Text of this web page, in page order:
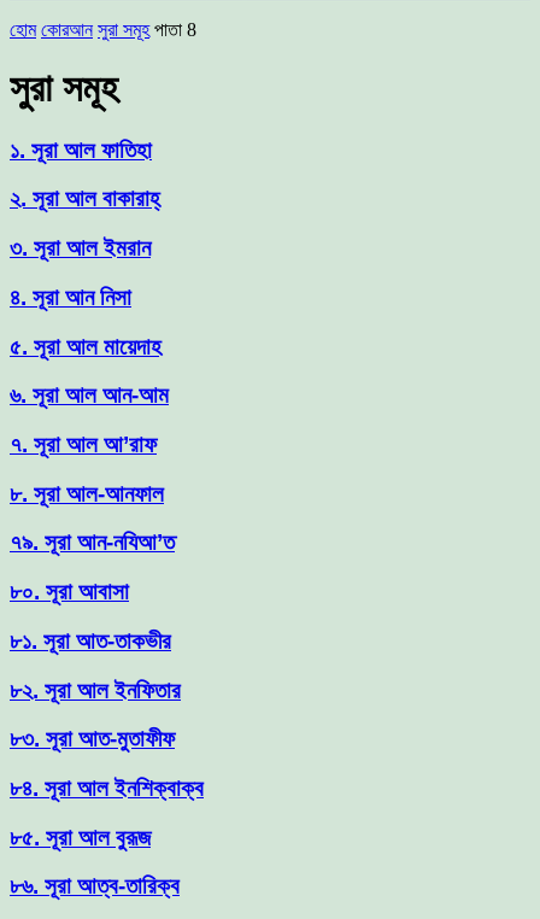
হোম কোরআন সুরা সমূহ পাতা 8
সুরা সমূহ
১. সূরা আল ফাতিহা
২. সূরা আল বাকারাহ্
৩. সূরা আল ইমরান
৪. সূরা আন নিসা
৫. সূরা আল মায়েদাহ
৬. সূরা আল আন-আম
৭. সূরা আল আ’রাফ
৮. সূরা আল-আনফাল
৭৯. সূরা আন-নযিআ’ত
৮০. সূরা আবাসা
৮১. সূরা আত-তাকভীর
৮২. সূরা আল ইনফিতার
৮৩. সূরা আত-মুতাফীফ
৮৪. সূরা আল ইনশিক্বাক্ব
৮৫. সূরা আল বুরূজ
৮৬. সূরা আত্ব-তারিক্ব